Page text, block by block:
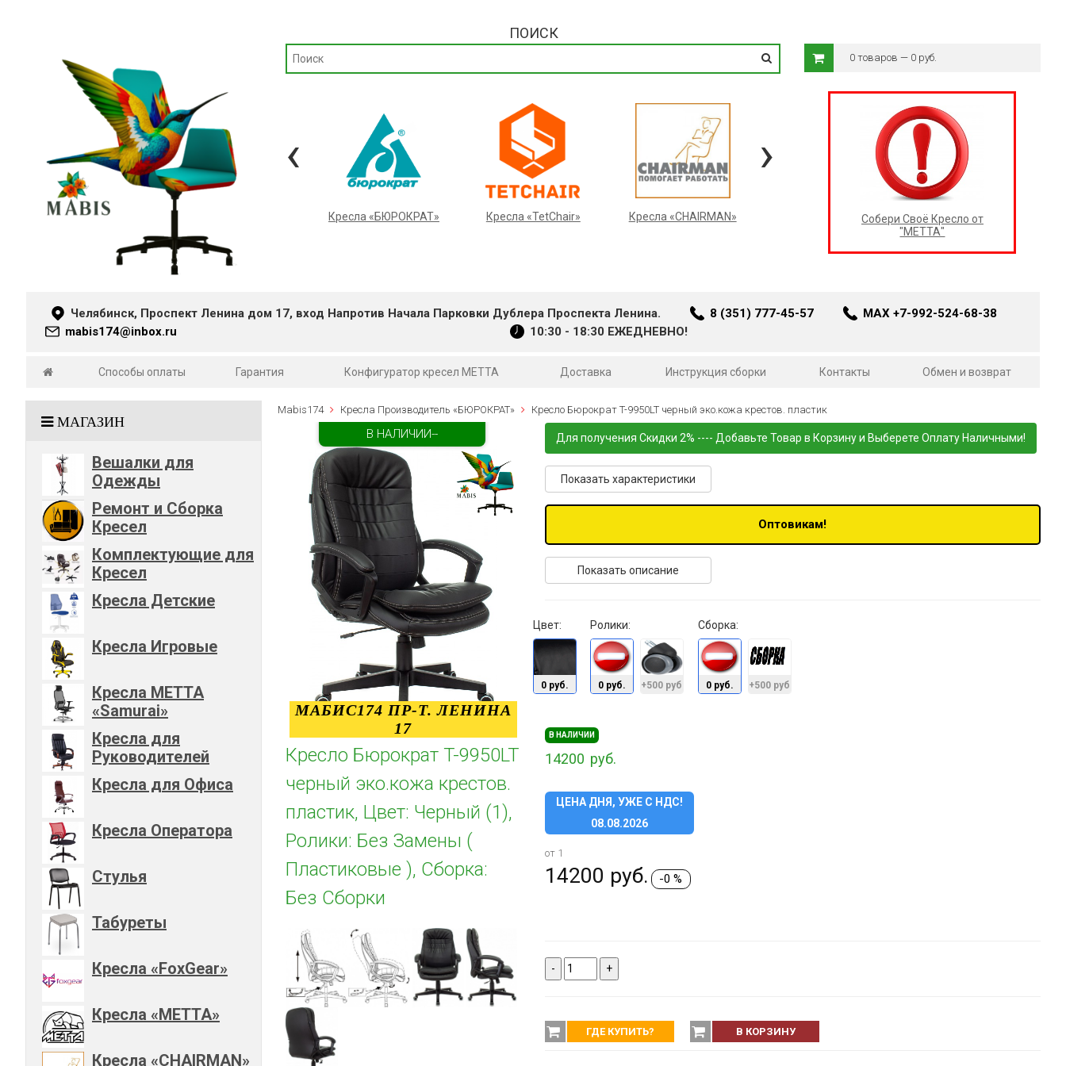
ПОИСК
0 товаров — 0 руб.
Кресла «БЮРОКРАТ» Кресла «TetChair» Кресла «CHAIRMAN»
‹ ›
Собери Своё Кресло от
"МЕТТА"
Челябинск, Проспект Ленина дом 17, вход Напротив Начала Парковки Дублера Проспекта Ленина. 8 (351) 777-45-57
MAX +7-992-524-68-38
mabis174@inbox.ru
10:30 - 18:30 ЕЖЕДНЕВНО!
Способы оплаты Гарантия Конфигуратор кресел МЕТТА Доставка Инструкция сборки Контакты Обмен и возврат
МАГАЗИН
Вешалки для
Одежды
Ремонт и Сборка
Кресел
Комплектующие для
Кресел
Кресла Детские
Кресла Игровые
Кресла METTA
«Samurai»
Кресла для
Руководителей
Кресла для Офиса
Кресла Оператора
Стулья
Табуреты
Кресла «FoxGear»
Кресла «METTA»
Кресла «CHAIRMAN»
Mabis174 Кресла Производитель «БЮРОКРАТ» Кресло Бюрократ T-9950LT черный эко.кожа крестов. пластик
МАБИС174 ПР-Т. ЛЕНИНА
17
Кресло Бюрократ T-9950LT
черный эко.кожа крестов.
пластик, Цвет: Черный (1),
Ролики: Без Замены (
Пластиковые ), Сборка:
Без Сборки
В НАЛИЧИИ-- Для получения Скидки 2% ---- Добавьте Товар в Корзину и Выберете Оплату Наличными!
Показать характеристики
Оптовикам!
Показать описание
Цвет:
0 руб.
Ролики:
0 руб. +500 руб.
Сборка:
0 руб. +500 руб.
В НАЛИЧИИ
14200 руб.
ЦЕНА ДНЯ, УЖЕ С НДС!
08.08.2026
от 1
14200 руб. -0 %
- +
ГДЕ КУПИТЬ? В КОРЗИНУ